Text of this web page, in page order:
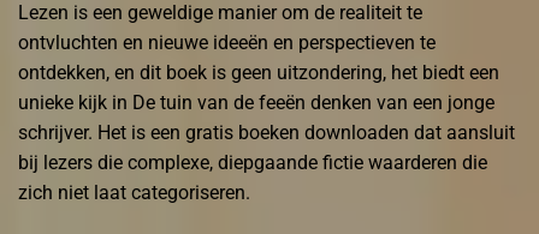
Lezen is een geweldige manier om de realiteit te
ontvluchten en nieuwe ideeën en perspectieven te
ontdekken, en dit boek is geen uitzondering, het biedt een
unieke kijk in De tuin van de feeën denken van een jonge
schrijver. Het is een gratis boeken downloaden dat aansluit
bij lezers die complexe, diepgaande fictie waarderen die
zich niet laat categoriseren.